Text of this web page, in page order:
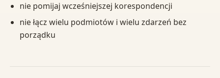
nie pomijaj wcześniejszej korespondencji
nie łącz wielu podmiotów i wielu zdarzeń bez
porządku